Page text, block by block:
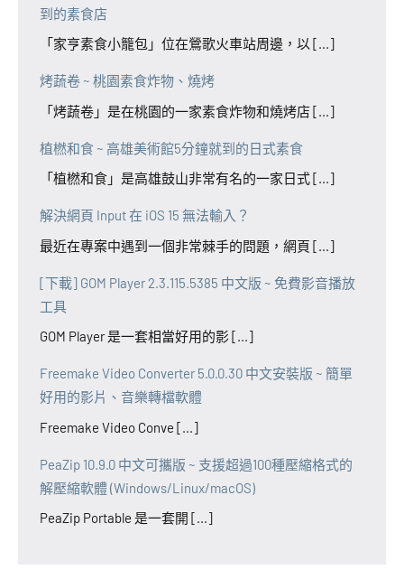
到的素食店
「家亨素食小籠包」位在鶯歌火車站周邊，以 [...]
烤蔬卷 ~ 桃園素食炸物、燒烤
「烤蔬卷」是在桃園的一家素食炸物和燒烤店 [...]
植橪和食 ~ 高雄美術館5分鐘就到的日式素食
「植橪和食」是高雄鼓山非常有名的一家日式 [...]
解決網頁 Input 在 iOS 15 無法輸入？
最近在專案中遇到一個非常棘手的問題，網頁 [...]
[下載] GOM Player 2.3.115.5385 中文版 ~ 免費影音播放
工具
GOM Player 是一套相當好用的影 [...]
Freemake Video Converter 5.0.0.30 中文安裝版 ~ 簡單
好用的影片、音樂轉檔軟體
Freemake Video Conve [...]
PeaZip 10.9.0 中文可攜版 ~ 支援超過100種壓縮格式的
解壓縮軟體 (Windows/Linux/macOS)
PeaZip Portable 是一套開 [...]